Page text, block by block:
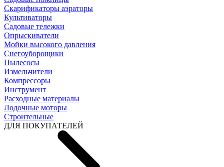
Скарификаторы аэраторы
Культиваторы
Садовые тележки
Опрыскиватели
Мойки высокого давления
Снегоуборощики
Пылесосы
Измельчители
Компрессоры
Инструмент
Расходные материалы
Лодочные моторы
Строительные
ДЛЯ ПОКУПАТЕЛЕЙ